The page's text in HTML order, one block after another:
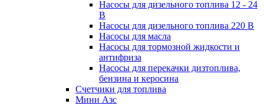
Насосы для дизельного топлива 12 - 24
В
Насосы для дизельного топлива 220 В
Насосы для масла
Насосы для тормозной жидкости и
антифриза
Насосы для перекачки дизтоплива,
бензина и керосина
Счетчики для топлива
Мини Азс